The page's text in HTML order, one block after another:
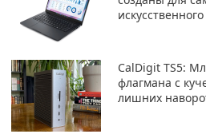
CalDigit TS5:
флагмана с
лишних